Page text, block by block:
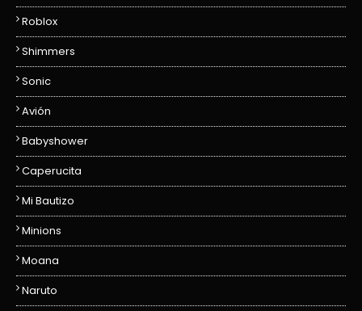
Roblox
Shimmers
Sonic
Avión
Babyshower
Caperucita
Mi Bautizo
Minions
Moana
Naruto